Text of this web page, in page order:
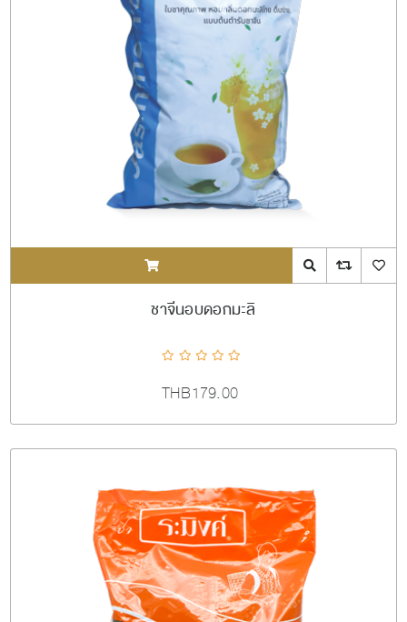
ADDTOCART Quick View
ชาจีนอบดอกมะลิ
THB179.00